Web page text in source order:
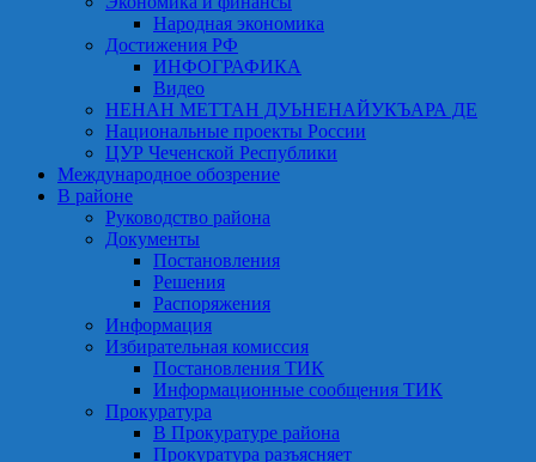
Народная экономика
Достижения РФ
ИНФОГРАФИКА
Видео
НЕНАН МЕТТАН ДУЬНЕНАЙУКЪАРА ДЕ
Национальные проекты России
ЦУР Чеченской Республики
Международное обозрение
В районе
Руководство района
Документы
Постановления
Решения
Распоряжения
Информация
Избирательная комиссия
Постановления ТИК
Информационные сообщения ТИК
Прокуратура
В Прокуратуре района
Прокуратура разъясняет